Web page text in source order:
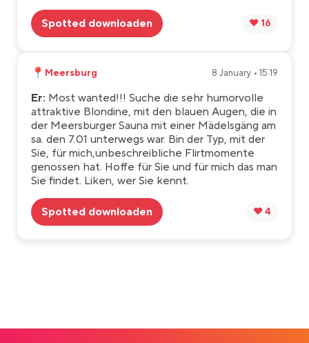
Spotted downloaden ❤️ 16
📍 Meersburg 8 January • 15:19
Er: Most wanted!!! Suche die sehr humorvolle
attraktive Blondine, mit den blauen Augen, die in
der Meersburger Sauna mit einer Mädelsgäng am
sa. den 7.01 unterwegs war. Bin der Typ, mit der
Sie, für mich,unbeschreibliche Flirtmomente
genossen hat. Hoffe für Sie und für mich das man
Sie findet. Liken, wer Sie kennt.
Spotted downloaden ❤️ 4